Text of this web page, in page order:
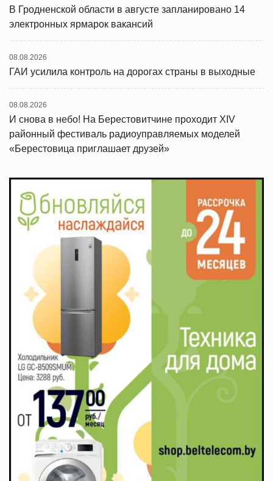
В Гродненской области в августе запланировано 14
электронных ярмарок вакансий
08.08.2026
ГАИ усилила контроль на дорогах страны в выходные
08.08.2026
И снова в небо! На Берестовитчине проходит XIV
районный фестиваль радиоуправляемых моделей
«Берестовица приглашает друзей»